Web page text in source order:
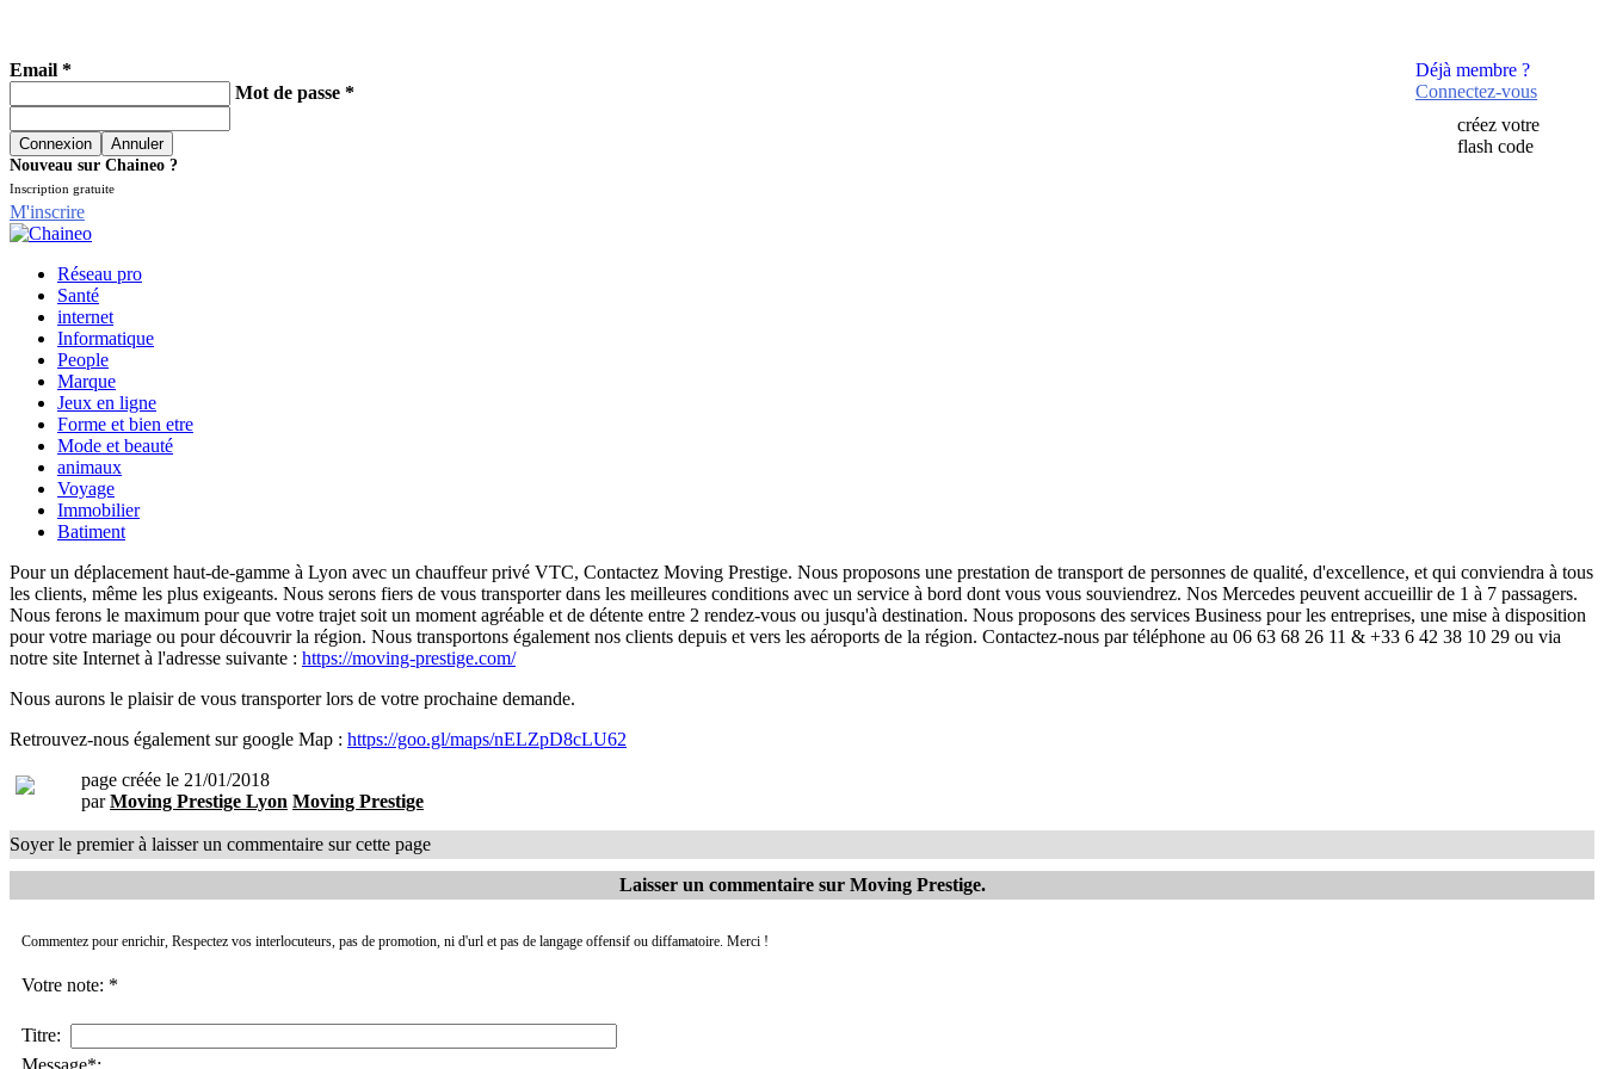
Déjà membre ?
Connectez-vous
créez votre
flash code
Email *
Mot de passe *
Nouveau sur Chaineo ?
Inscription gratuite
M'inscrire
Réseau pro
Santé
internet
Informatique
People
Marque
Jeux en ligne
Forme et bien etre
Mode et beauté
animaux
Voyage
Immobilier
Batiment
Pour un déplacement haut-de-gamme à Lyon avec un chauffeur privé VTC, Contactez Moving Prestige. Nous proposons une prestation de transport de personnes de qualité, d'excellence, et qui conviendra à tous
les clients, même les plus exigeants. Nous serons fiers de vous transporter dans les meilleures conditions avec un service à bord dont vous vous souviendrez. Nos Mercedes peuvent accueillir de 1 à 7 passagers.
Nous ferons le maximum pour que votre trajet soit un moment agréable et de détente entre 2 rendez-vous ou jusqu'à destination. Nous proposons des services Business pour les entreprises, une mise à disposition
pour votre mariage ou pour découvrir la région. Nous transportons également nos clients depuis et vers les aéroports de la région. Contactez-nous par téléphone au 06 63 68 26 11 & +33 6 42 38 10 29 ou via
notre site Internet à l'adresse suivante : https://moving-prestige.com/
Nous aurons le plaisir de vous transporter lors de votre prochaine demande.
Retrouvez-nous également sur google Map : https://goo.gl/maps/nELZpD8cLU62
page créée le 21/01/2018
parMoving Prestige Lyon Moving Prestige
Soyer le premier à laisser un commentaire sur cette page
Laisser un commentaire sur Moving Prestige.
Commentez pour enrichir, Respectez vos interlocuteurs, pas de promotion, ni d'url et pas de langage offensif ou diffamatoire. Merci !
Votre note: *
Titre:
Message*: